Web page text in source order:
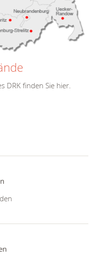
DRK finden Sie hier.